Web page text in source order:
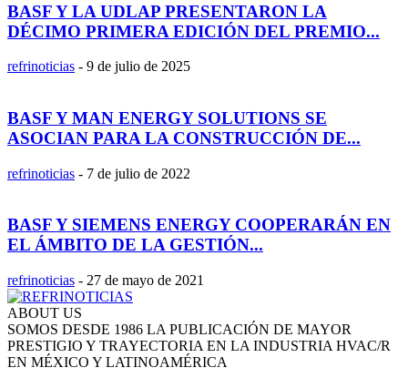
BASF Y LA UDLAP PRESENTARON LA
DÉCIMO PRIMERA EDICIÓN DEL PREMIO...
refrinoticias - 9 de julio de 2025
BASF Y MAN ENERGY SOLUTIONS SE
ASOCIAN PARA LA CONSTRUCCIÓN DE...
refrinoticias - 7 de julio de 2022
BASF Y SIEMENS ENERGY COOPERARÁN EN
EL ÁMBITO DE LA GESTIÓN...
refrinoticias - 27 de mayo de 2021
ABOUT US
SOMOS DESDE 1986 LA PUBLICACIÓN DE MAYOR
PRESTIGIO Y TRAYECTORIA EN LA INDUSTRIA HVAC/R
EN MÉXICO Y LATINOAMÉRICA